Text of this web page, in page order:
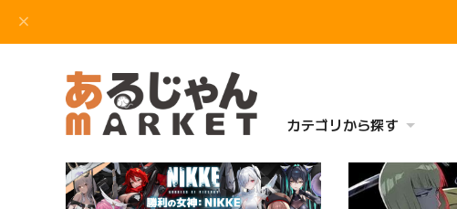
カテゴリから探す